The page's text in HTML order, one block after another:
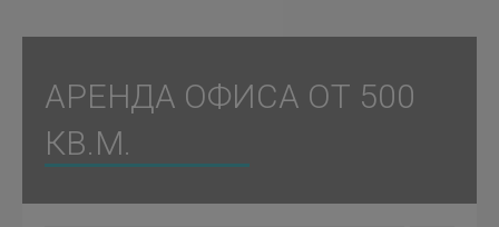
АРЕНДА ОФИСА ОТ 500
КВ.М.